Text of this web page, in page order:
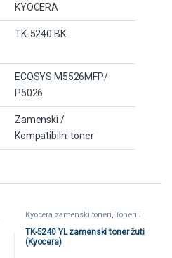
KYOCERA
TK-5240 BK
ECOSYS M5526MFP/
P5026
Zamenski /
Kompatibilni toner
Kyocera zamenski toneri, Toneri i
kertridži
Zamenski toneri i kertridži
TK-5240 YL zamenski toner žuti
(Kyocera)